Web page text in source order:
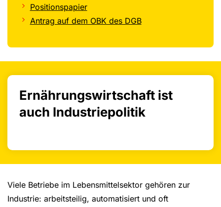
Positionspapier
Antrag auf dem OBK des DGB
Ernährungswirtschaft ist
auch Industriepolitik
Viele Betriebe im Lebensmittelsektor gehören zur
Industrie: arbeitsteilig, automatisiert und oft